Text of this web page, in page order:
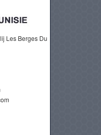
Les Berges Du